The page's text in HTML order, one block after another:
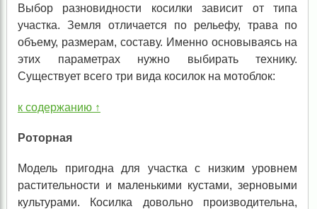
Выбор разновидности косилки зависит от типа
участка. Земля отличается по рельефу, трава по
объему, размерам, составу. Именно основываясь на
этих параметрах нужно выбирать технику.
Существует всего три вида косилок на мотоблок:
к содержанию ↑
Роторная
Модель пригодна для участка с низким уровнем
растительности и маленькими кустами, зерновыми
культурами. Косилка довольно производительна,